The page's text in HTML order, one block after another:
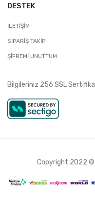
DESTEK
İLETIŞIM
SIPARIŞ TAKIP
ŞIFREMI UNUTTUM
Bilgileriniz 256 SSL
Copyright 2022 ©